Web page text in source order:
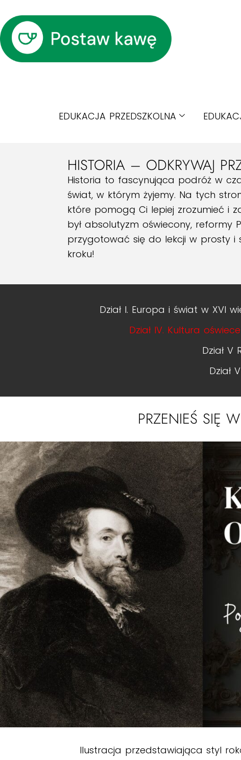
EDUKACJA PRZEDSZKOLNA
HISTORIA – ODKRYWAJ
Historia to fascynująca podróż w
świat, w którym żyjemy. Na tych
które pomogą Ci lepiej zrozumieć i
był absolutyzm oświecony, reformy
przygotować się do lekcji w prosty i
kroku!
Dział I. Europa i świat w XVI
Dział IV. Kultura
Dział V
Dział
PRZENIEŚ SIĘ
Ilustracja przedstawiająca styl